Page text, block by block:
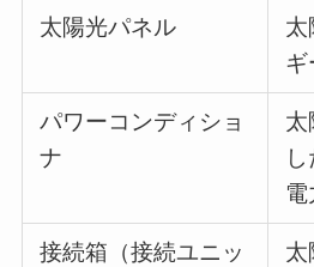
太陽光パネル
太
ギ
パワーコンディショ
ナ
太
接続箱（接続ユニッ
太